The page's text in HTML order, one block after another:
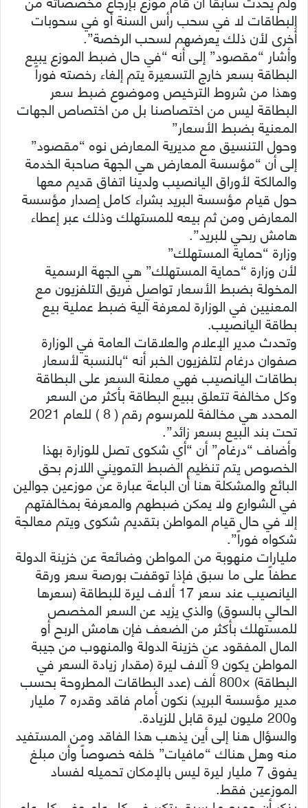
البطاقات لا في سحب رأس السنة أو في سحوبات
أُخرى لأن ذلك يعرضهم لسحب الرخصة”.
وأشار “مقصود” إلى أنه “في حال ضبط الموزع يبيع
البطاقة بسعر خارج التسعيرة يتم إلغاء رخصته فوراً
وهذا من شروط الترخيص وموضوع ضبط سعر
البطاقة ليس من اختصاصنا بل من اختصاص الجهات
المعنية بضبط الأسعار”
وحول التنسيق مع مديرية المعارض نوه “مقصود”
إلى أن “مؤسسة المعارض هي الجهة صاحبة الخدمة
والمالكة لأوراق اليانصيب ولدينا اتفاق قديم معها
حول قيام مؤسسة البريد بشراء كامل إصدار مؤسسة
المعارض ومن ثم بيعه للمستهلك وذلك عبر إعطاء
هامش ربحي للبريد”.
وزارة “حماية المستهلك”
لأن وزارة “حماية المستهلك” هي الجهة الرسمية
المخولة بضبط الأسعار تواصل فريق التلفزيون مع
المعنيين في الوزارة لمعرفة آلية ضبط عملية بيع
بطاقة اليانصيب.
وتحدث مدير الإعلام والعلاقات العامة في الوزارة
صفوان درغام لتلفزيون الخبر أنه “بالنسبة لأسعار
بطاقات اليانصيب فهي معلنة السعر على البطاقة
وكل مخالفة تتعلق ببيع البطاقة بأكثر من السعر
المحدد هي مخالفة للمرسوم رقم ( 8 ) للعام 2021
تحت بند البيع بسعر زائد”.
وأضاف “درغام” أن “أي شكوى تصل للوزارة بهذا
الخصوص يتم تنظيم الضبط التمويني اللازم بحق
البائع والمشكلة هنا أن الباعة عبارة عن موزعين جوالين
في الشوارع ولا يمكن ضبطهم والمعرفة بمخالفتهم
إلا في حال قيام المواطن بتقديم شكوى ويتم معالجة
شكواه فوراً”.
مليارات منهوبة من المواطن وضائعة عن خزينة الدولة
عطفاً على ما سبق فإذا توقفت بورصة سعر ورقة
اليانصيب عند سعر 17 ألاف ليرة للبطاقة (سعرها
الحالي بالسوق) والذي يزيد عن السعر المخصص
للمستهلك بأكثر من الضعف فإن هامش الربح أو
المال المفقود عن خزينة الدولة والمنهوب من جيبة
المواطن يكون 9 آلاف ليرة (مقدار زيادة السعر في
البطاقة) ×800 ألف (عدد البطاقات المطروحة بحسب
مدير مؤسسة البريد) نكون أمام فاقد وقدره 7 مليار
و200 مليون ليرة قابل للزيادة.
والسؤال هنا إلى أين يذهب هذا الفاقد ومن المستفيد
منه وهل هناك “مافيات” خلفه خصوصاً وأن مبلغ
يفوق 7 مليار ليرة ليس بالإمكان تحميله لفساد
الموزعين فقط.